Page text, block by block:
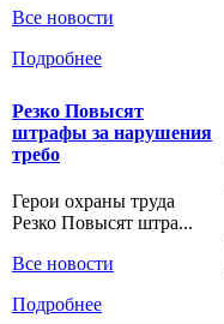
Все новости
Подробнее
Резко Повысят
штрафы за нарушения
требо
Герои охраны труда
Резко Повысят штра...
Все новости
Подробнее